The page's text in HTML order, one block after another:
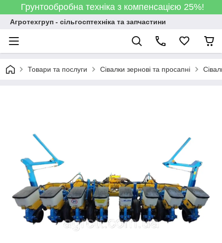
Грунтообробна техніка з компенсацією 25%!
Агротехгруп - сільгосптехніка та запчастини
Товари та послуги Сівалки зернові та просапні